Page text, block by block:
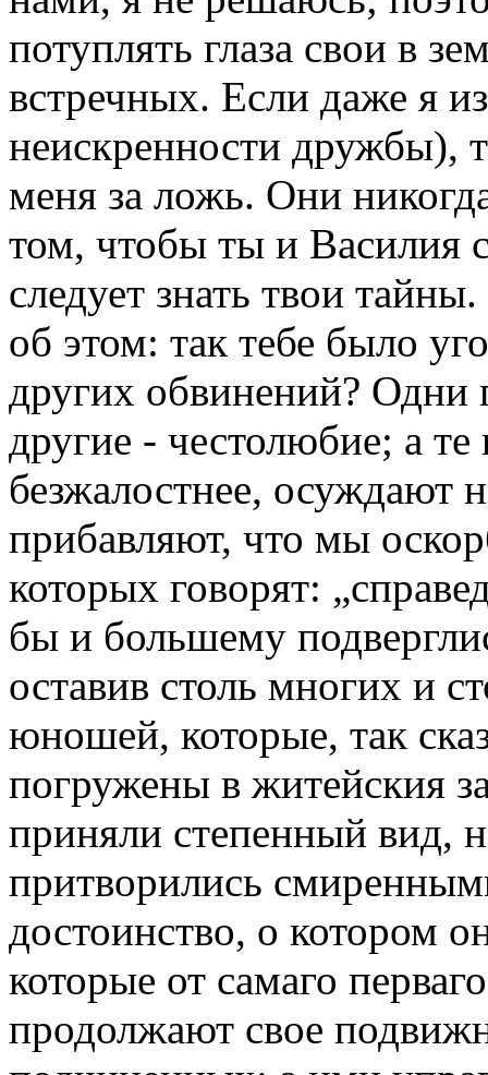
потуплять глаза свои в
встречных. Если даже я
неискренности дружбы),
меня за ложь. Они
том, чтобы ты и Василия
следует знать твои
об этом: так тебе было
других обвинений? Одни
другие - честолюбие; а
безжалостнее, осуждают
прибавляют, что мы
которых говорят:
бы и большему
оставив столь многих и
юношей, которые, так
погружены в житейския
приняли степенный вид,
притворились
достоинство, о котором
которые от самаго
продолжают свое